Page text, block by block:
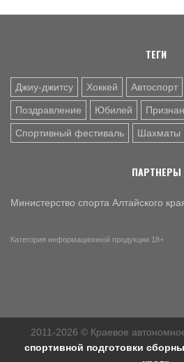
7 АВГ. 12:29
ТЕГИ
Джиу-джитсу Хоккей Автоспорт
Поздравление Юбилей
Спортивный фестиваль Шахматы
ПАРТНЕРЫ
Министерство спорта Алтайского
Категория информационной продукции 18+
2011-2026 © Краевое
спортивной подготовки